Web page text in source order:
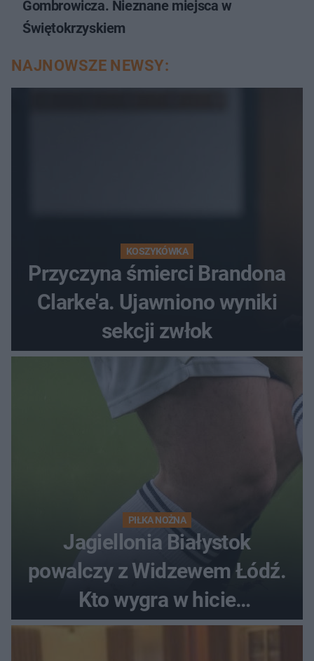
Gombrowicza. Nieznane miejsca w
Świętokrzyskiem
NAJNOWSZE NEWSY:
KOSZYKÓWKA
Przyczyna śmierci Brandona
Clarke'a. Ujawniono wyniki
sekcji zwłok
PIŁKA NOŻNA
Jagiellonia Białystok
powalczy z Widzewem Łódź.
Kto wygra w hicie
Ekstraklasy?